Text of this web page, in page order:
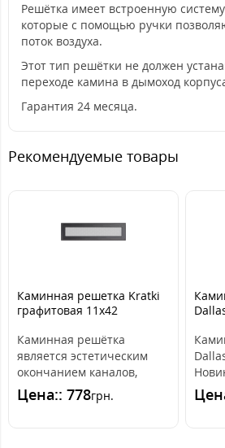
Решётка имеет встроенную
которые с помощью ручки
поток воздуха.
Этот тип решётки не должен
переходе камина в дымоход
Гарантия 24 месяца.
Рекомендуемые товары
Каминная решетка Kratki
графитовая 11x42
Каминная решётка
является эстетическим
окончанием каналов,
распределяющих горячий
воздух из камина. ..
Цена:: 778грн.